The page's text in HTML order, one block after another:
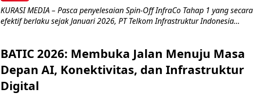
KURASI MEDIA – Pasca penyelesaian Spin-Off InfraCo Tahap 1 yang secara
efektif berlaku sejak Januari 2026, PT Telkom Infrastruktur Indonesia...
BATIC 2026: Membuka Jalan Menuju Masa
Depan AI, Konektivitas, dan Infrastruktur
Digital